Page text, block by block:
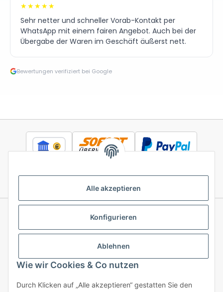
Alle akzeptieren
Konfigurieren
Ablehnen
Wie wir Cookies & Co nutzen
Durch Klicken auf „Alle akzeptieren“ gestatten Sie den
★★★★★
Sehr netter und schneller Vorab-Kontakt per
WhatsApp mit einem fairen Angebot. Auch bei der
Übergabe der Waren im Geschäft äußerst nett.
Bewertungen verifiziert bei Google
Informationen
Gesetzliche Informationen